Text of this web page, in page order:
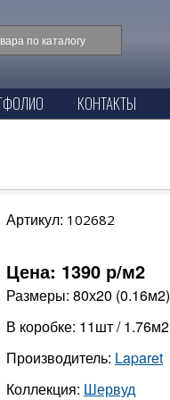
КОНТАКТЫ
Артикул: 102682
Цена: 1390 р/м2
Размеры: 80х20 (0.16м2)
В коробке: 11шт / 1.76м2
Производитель: Laparet
Коллекция: Шервуд